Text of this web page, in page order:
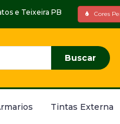
e Teixeira PB Cores
Buscar
Tintas Externa